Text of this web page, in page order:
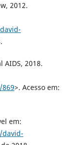
2012.
AIDS, 2018.
>. Acesso em:
em: